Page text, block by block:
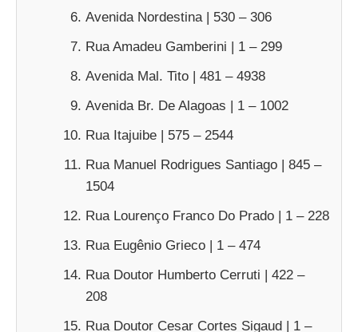
Avenida Nordestina | 530 – 306
Rua Amadeu Gamberini | 1 – 299
Avenida Mal. Tito | 481 – 4938
Avenida Br. De Alagoas | 1 – 1002
Rua Itajuibe | 575 – 2544
Rua Manuel Rodrigues Santiago | 845 –
1504
Rua Lourenço Franco Do Prado | 1 – 228
Rua Eugênio Grieco | 1 – 474
Rua Doutor Humberto Cerruti | 422 –
208
Rua Doutor Cesar Cortes Sigaud | 1 –